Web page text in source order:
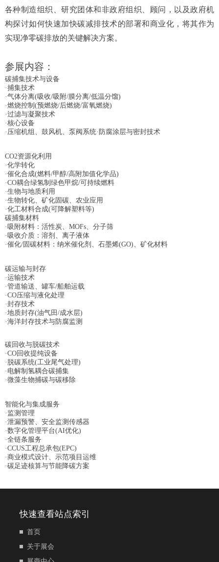
各种制造组织、研究团体和非政府组织、顾问，以及政府机
构探讨如何快速加快碳减排技术的部署和商业化，将其作为
实现净零碳排放的关键解决方案。
参展内容：
碳捕集技术与设备
·捕集技术
·气体分离(吸收/吸附/膜分离/低温分馏)
·燃烧控制(预燃烧/后燃烧/富氧燃烧)
·过滤与凝聚技术
·核心设备
·压缩机组、鼓风机、泵阀系统·防腐涂层与密封技术
CO2资源化利用
·化学转化
·催化合成(燃料/甲醇/高附加值化学品)
·CO耦合绿氢制绿色甲烷/可持续燃料
·生物与地质利用
·生物转化、矿化固碳、农业应用
·化工材料合成(可降解塑料等)
碳捕集材料
·吸附材料：活性炭、MOFs、分子筛
·吸收介质：溶剂、离子液体
·催化/固碳材料：纳米催化剂、石墨烯(GO)、矿化材料
碳运输与封存
·运输技术
·管道输送、罐车/船舶运载
·CO压缩与液化处理
·封存技术
·地质封存(油气田/成水层)
·海洋封存技术与防腐监测
碳回收与脱碳技术
·CO回收提纯设备
·脱碳系统(工业尾气处理)
·电解制氢耦合碳捕集
·微藻生物捕碳与碳移除
智能化与集成服务
·监测管理
·泄漏预警、安全监测传感器
·数字化管理平台(AI优化)
·全链条服务
·CCUS工程总承包(EPC)
·商业模式设计、示范项目运维
·碳足迹核算与节能降碳方案
快速查看站点索引
首页
关于展会